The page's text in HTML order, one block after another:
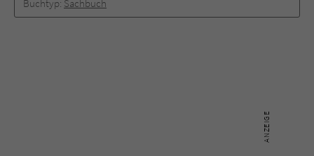
Buchtyp: Sachbuch